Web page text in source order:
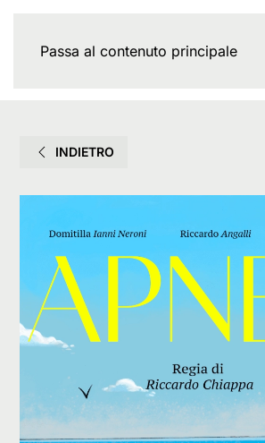
Passa al contenuto principale
INDIETRO